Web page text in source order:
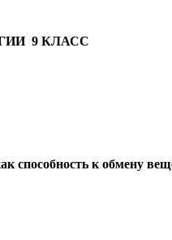
9 КЛАСС
к обмену